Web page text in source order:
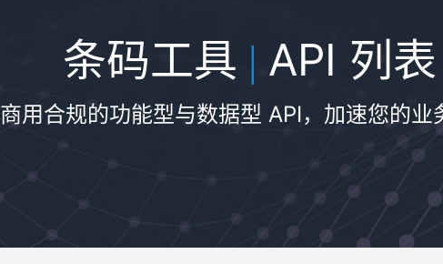
条码工具 | API 列表
商用合规的功能型与数据型 API，加速您的业